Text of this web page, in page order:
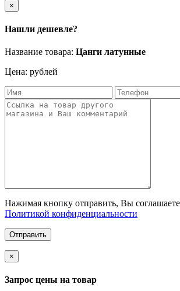
×
Нашли дешевле?
Название товара: Цанги латунные
Цена: рублей
Нажимая кнопку отправить, Вы
Политикой конфиденциальности
Отправить
×
Запрос цены на товар